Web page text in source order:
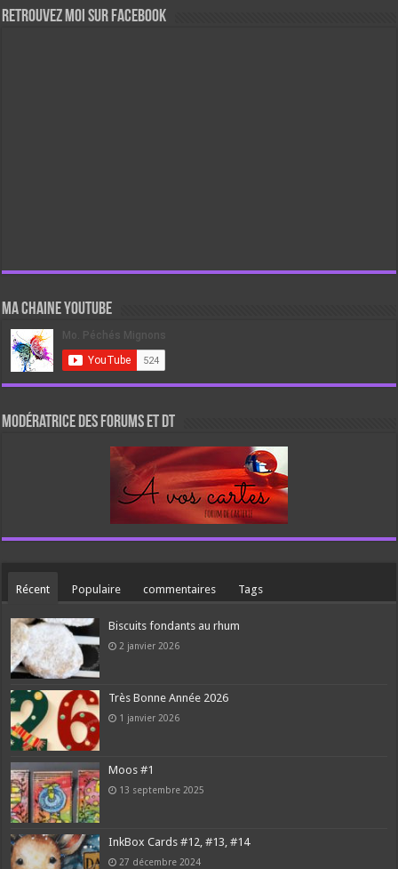
Retrouvez moi sur Facebook
Ma chaine Youtube
Modératrice des forums et DT
Récent Populaire commentaires Tags
Biscuits fondants au rhum
2 janvier 2026
Très Bonne Année 2026
1 janvier 2026
Moos #1
13 septembre 2025
InkBox Cards #12, #13, #14
27 décembre 2024